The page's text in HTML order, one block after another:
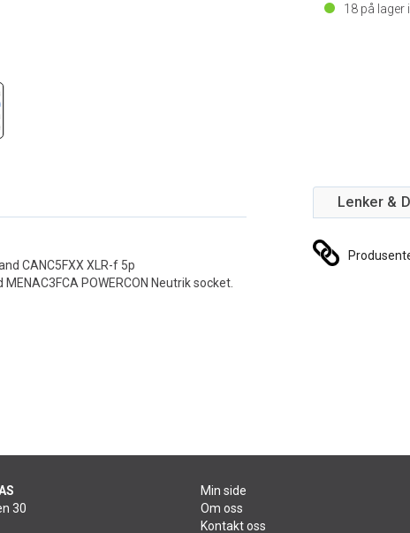
18 på lager
CANC5FXX XLR-f 5p
POWERCON Neutrik socket.
Lenker &
30
Min side
Om oss
Kontakt oss